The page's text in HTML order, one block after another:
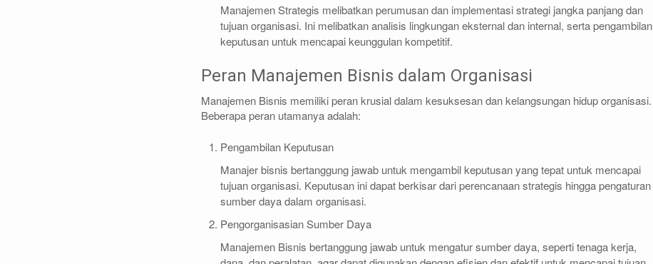
Manajemen Strategis melibatkan perumusan dan implementasi strategi jangka panjang dan
tujuan organisasi. Ini melibatkan analisis lingkungan eksternal dan internal, serta pengambilan
keputusan untuk mencapai keunggulan kompetitif.
Peran Manajemen Bisnis dalam Organisasi
Manajemen Bisnis memiliki peran krusial dalam kesuksesan dan kelangsungan hidup organisasi.
Beberapa peran utamanya adalah:
Pengambilan Keputusan
Manajer bisnis bertanggung jawab untuk mengambil keputusan yang tepat untuk mencapai
tujuan organisasi. Keputusan ini dapat berkisar dari perencanaan strategis hingga pengaturan
sumber daya dalam organisasi.
Pengorganisasian Sumber Daya
Manajemen Bisnis bertanggung jawab untuk mengatur sumber daya, seperti tenaga kerja,